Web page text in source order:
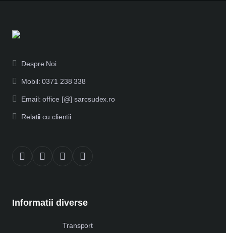
Despre Noi
Mobil: 0371 238 338
Email: office [@] sarcsudex.ro
Relatii cu clientii
Informatii diverse
Transport